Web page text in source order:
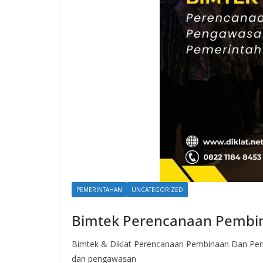
PEMERINTAHAN UNCATEGORIZED
Bimtek Perencanaan
Bimtek & Diklat Perencanaan Pembinaan Dan
dan pengawasan